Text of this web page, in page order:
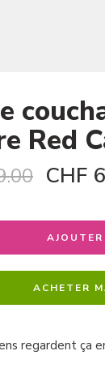
Red
CHF
ACHETER
regardent ça